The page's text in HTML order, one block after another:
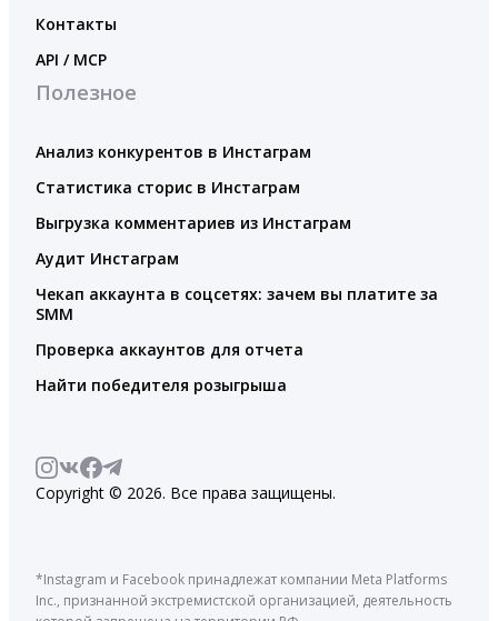
Контакты
API / MCP
Полезное
Анализ конкурентов в Инстаграм
Статистика сторис в Инстаграм
Выгрузка комментариев из Инстаграм
Аудит Инстаграм
Чекап аккаунта в соцсетях: зачем вы платите за
SMM
Проверка аккаунтов для отчета
Найти победителя розыгрыша
Copyright © 2026. Все права защищены.
*Instagram и Facebook принадлежат компании Meta Platforms
Inc., признанной экстремистской организацией, деятельность